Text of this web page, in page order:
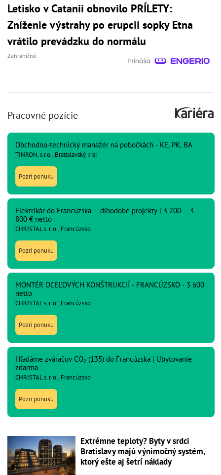
Letisko v Catanii obnovilo PRÍLETY:
Zníženie výstrahy po erupcii sopky Etna
vrátilo prevádzku do normálu
Zahraničné
Pracovné pozície
Obchodno-technický manažér na pobočkách - KE, PK, BA
TINRON, s.r.o., Bratislavský kraj
Pozri ponuku
Elektrikár do Francúzska – dlhodobé projekty | 3 200 – 3
800 € netto
CHRISTAL s. r. o., Francúzsko
Pozri ponuku
MONTÉR OCEĽOVÝCH KONŠTRUKCIÍ - FRANCÚZSKO - 3 600
netto
CHRISTAL s. r. o., Francúzsko
Pozri ponuku
Hľadáme zváračov CO₂ (135) do Francúzska | Ubytovanie
zdarma
CHRISTAL s. r. o., Francúzsko
Pozri ponuku
Extrémne teploty? Byty v srdci
Bratislavy majú výnimočný systém,
ktorý ešte aj šetrí náklady